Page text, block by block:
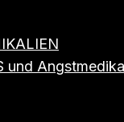
und